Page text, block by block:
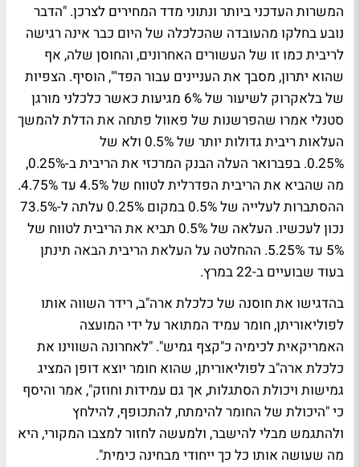
המשרות העדכני ביותר ונתוני מדד המחירים לצרכן. "הדבר
נובע בחלקו מהעובדה שהכלכלה של היום כבר אינה רגישה
לריבית כמו זו של העשורים האחרונים, והחוסן שלה, אף
שהוא יתרון, מסבך את העניינים עבור הפד'", הוסיף. הצפיות
של בלאקרוק לשיעור של 6% מגיעות כאשר כלכלני מורגן
סטנלי אמרו שהפרשנות של פאוול פתחה את הדלת להמשך
העלאות ריבית גדולות יותר של 0.5% ולא של
0.25%. בפברואר העלה הבנק המרכזי את הריבית ב-0.25%,
מה שהביא את הריבית הפדרלית לטווח של 4.5% עד 4.75%.
ההסתברות לעלייה של 0.5% במקום 0.25% עלתה ל-73.5%
נכון לעכשיו. העלאה של 0.5% תביא את הריבית לטווח של
5% עד 5.25%. ההחלטה על העלאת הריבית הבאה תינתן
בעוד שבועיים ב-22 במרץ.
בהדגישו את חוסנה של כלכלת ארה"ב, רידר השווה אותו
לפוליאוריתן, חומר עמיד המתואר על ידי המועצה
האמריקאית לכימיה כ"קצף גמיש". "לאחרונה השווינו את
כלכלת ארה"ב לפוליאוריתן, שהוא חומר יוצא דופן המציג
גמישות ויכולת הסתגלות, אך גם עמידות וחוזק", אמר והיסף
כי "היכולת של החומר להימתח, להתכופף, להילחץ
ולהתגמש מבלי להישבר, ולמעשה לחזור למצבו המקורי, היא
מה שעושה אותו כל כך ייחודי מבחינה כימית".